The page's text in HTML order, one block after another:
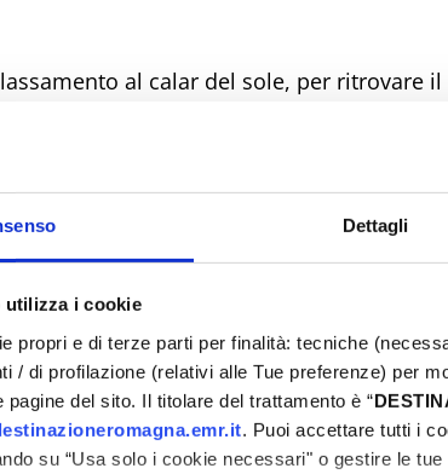
Dettagli
utilizza i cookie
propri e di terze parti per finalità: tecniche
/ di profilazione (relativi alle Tue preferenze) per
pagine del sito. Il titolare del trattamento è “
. Puoi accettare tutti i
su “Usa solo i cookie necessari" o gestire le
al calar del sole, per ritrovare
parco.
fotografico con i grandi fotografi
la potenza e la bellezza del mare con la
10€ (anziché 12€).
d’estate. Performance per adulti e
del giardino, per regalare magia ad